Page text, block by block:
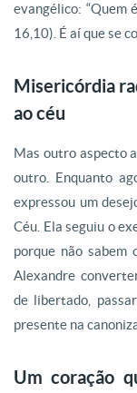
evangélico: “Quem
16,10). É aí que se
Misericórdia
ao céu
Mas outro aspecto
outro. Enquanto
expressou um
Céu. Ela seguiu o
porque não sabem
Alexandre
de libertado,
presente na
Um coração